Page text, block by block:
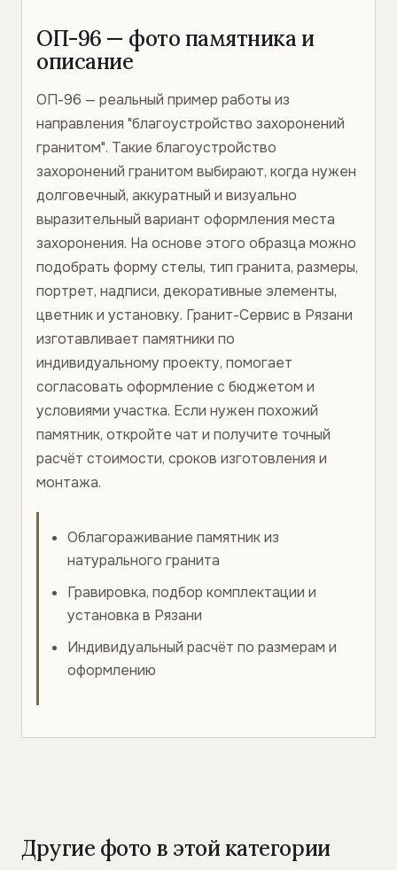
ОП-96 — фото памятника и
описание
ОП-96 — реальный пример работы из
направления "благоустройство захоронений
гранитом". Такие благоустройство
захоронений гранитом выбирают, когда нужен
долговечный, аккуратный и визуально
выразительный вариант оформления места
захоронения. На основе этого образца можно
подобрать форму стелы, тип гранита, размеры,
портрет, надписи, декоративные элементы,
цветник и установку. Гранит-Сервис в Рязани
изготавливает памятники по
индивидуальному проекту, помогает
согласовать оформление с бюджетом и
условиями участка. Если нужен похожий
памятник, откройте чат и получите точный
расчёт стоимости, сроков изготовления и
монтажа.
Облагораживание памятник из
натурального гранита
Гравировка, подбор комплектации и
установка в Рязани
Индивидуальный расчёт по размерам и
оформлению
Другие фото в этой категории